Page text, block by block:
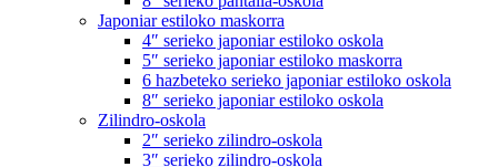
Japoniar estiloko maskorra
4″ serieko japoniar estiloko oskola
5″ serieko japoniar estiloko maskorra
6 hazbeteko serieko japoniar estiloko oskola
8″ serieko japoniar estiloko oskola
Zilindro-oskola
2″ serieko zilindro-oskola
3″ serieko zilindro-oskola